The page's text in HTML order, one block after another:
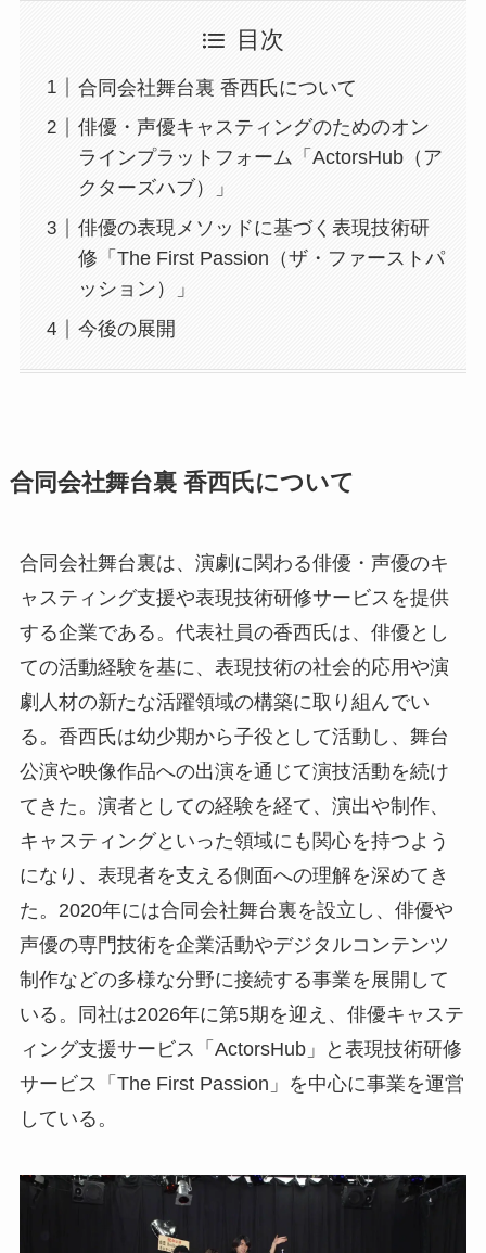
目次
合同会社舞台裏 香西氏について
俳優・声優キャスティングのためのオン
ラインプラットフォーム「ActorsHub（ア
クターズハブ）」
俳優の表現メソッドに基づく表現技術研
修「The First Passion（ザ・ファーストパ
ッション）」
今後の展開
合同会社舞台裏 香西氏について
合同会社舞台裏は、演劇に関わる俳優・声優のキ
ャスティング支援や表現技術研修サービスを提供
する企業である。代表社員の香西氏は、俳優とし
ての活動経験を基に、表現技術の社会的応用や演
劇人材の新たな活躍領域の構築に取り組んでい
る。香西氏は幼少期から子役として活動し、舞台
公演や映像作品への出演を通じて演技活動を続け
てきた。演者としての経験を経て、演出や制作、
キャスティングといった領域にも関心を持つよう
になり、表現者を支える側面への理解を深めてき
た。2020年には合同会社舞台裏を設立し、俳優や
声優の専門技術を企業活動やデジタルコンテンツ
制作などの多様な分野に接続する事業を展開して
いる。同社は2026年に第5期を迎え、俳優キャステ
ィング支援サービス「ActorsHub」と表現技術研修
サービス「The First Passion」を中心に事業を運営
している。